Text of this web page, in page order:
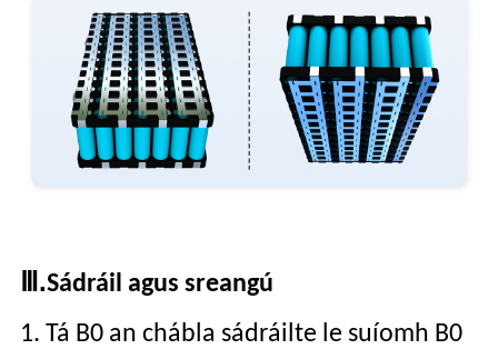
Ⅲ.Sádráil agus sreangú
1. Tá B0 an chábla sádráilte le suíomh B0